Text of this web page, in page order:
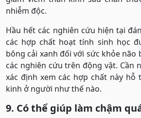
nhiễm độc.
Hầu hết các nghiên cứu hiện tại
các hợp chất hoạt tính sinh học
bông cải xanh đối với sức khỏe
các nghiên cứu trên động vật. Cần
xác định xem các hợp chất này hỗ
kinh ở người như thế nào.
9. Có thể giúp làm chậm